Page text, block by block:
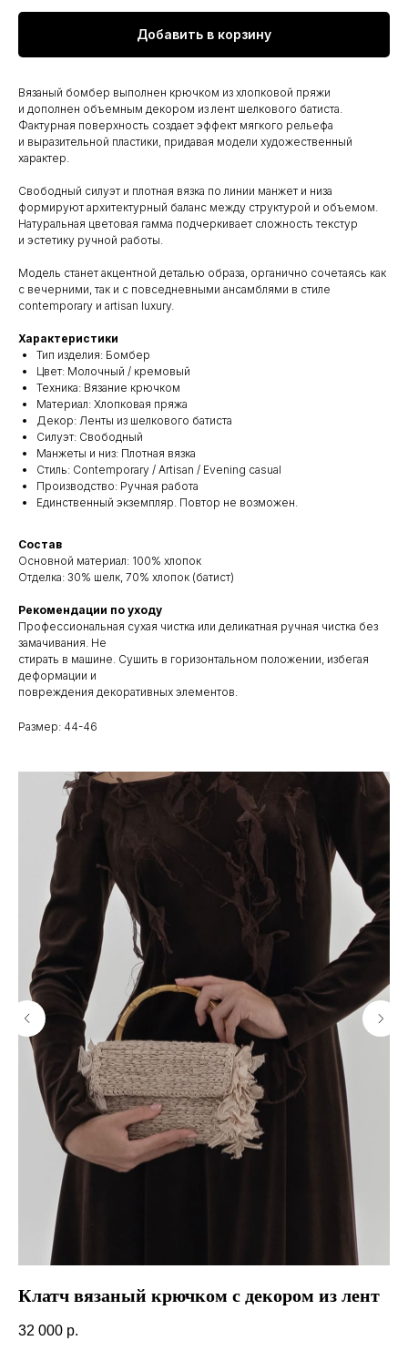
Добавить в корзину
Вязаный бомбер выполнен крючком из хлопковой пряжи
и дополнен объемным декором из лент шелкового батиста.
Фактурная поверхность создает эффект мягкого рельефа
и выразительной пластики, придавая модели художественный
характер.
Свободный силуэт и плотная вязка по линии манжет и низа
формируют архитектурный баланс между структурой и объемом.
Натуральная цветовая гамма подчеркивает сложность текстур
и эстетику ручной работы.
Модель станет акцентной деталью образа, органично сочетаясь как
с вечерними, так и с повседневными ансамблями в стиле
contemporary и artisan luxury.
Характеристики
Тип изделия: Бомбер
Цвет: Молочный / кремовый
Техника: Вязание крючком
Материал: Хлопковая пряжа
Декор: Ленты из шелкового батиста
Силуэт: Свободный
Манжеты и низ: Плотная вязка
Стиль: Contemporary / Artisan / Evening casual
Производство: Ручная работа
Единственный экземпляр. Повтор не возможен.
Состав
Основной материал: 100% хлопок
Отделка: 30% шелк, 70% хлопок (батист)
Рекомендации по уходу
Профессиональная сухая чистка или деликатная ручная чистка без
замачивания. Не
стирать в машине. Сушить в горизонтальном положении, избегая
деформации и
повреждения декоративных элементов.
Размер: 44-46
Клатч вязаный крючком с декором из лент
32 000 р.